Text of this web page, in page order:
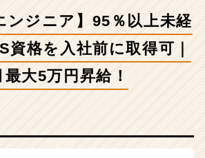
入
社
｜
AWS
資
社
ンジニア】95％以上未経
資格を入社前に取得可｜
大5万円昇給！